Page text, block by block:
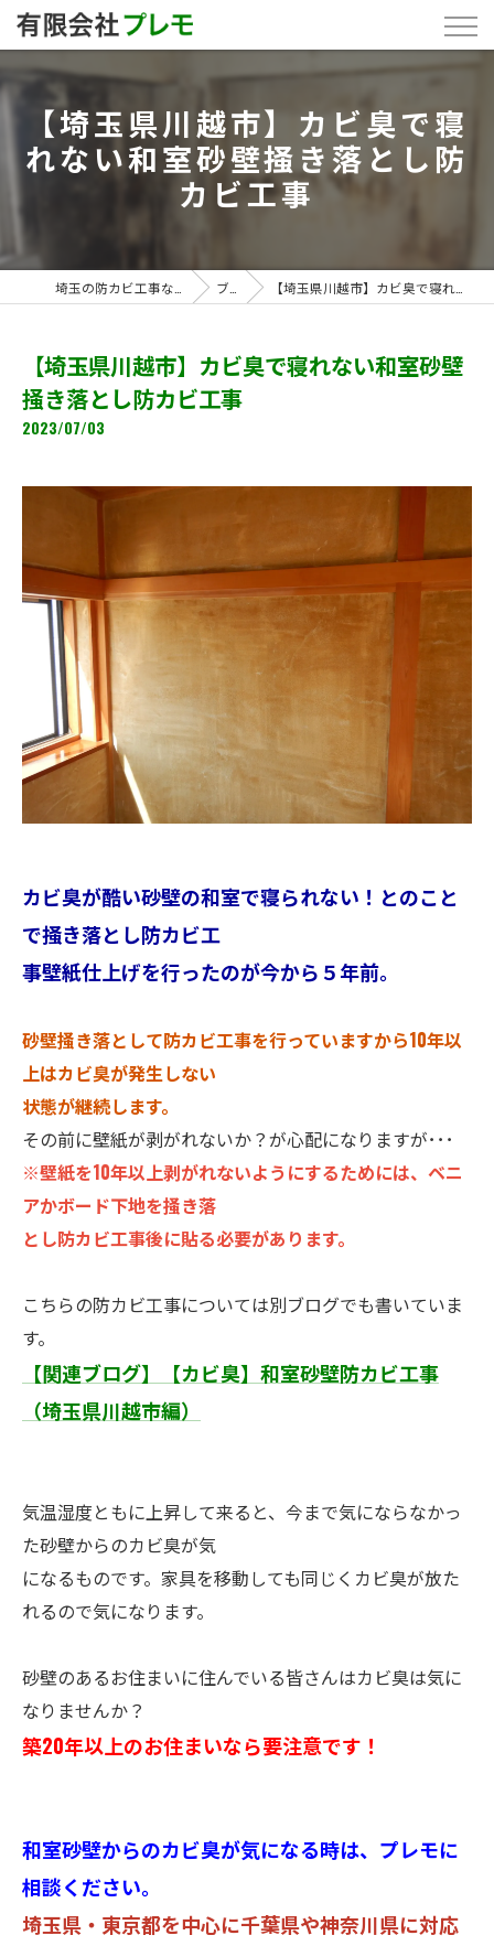
【埼玉県川越市】カビ臭で寝
れない和室砂壁掻き落とし防
カビ工事
ブログ 【埼玉県川越市】カビ臭で寝れない和室砂壁掻き落とし防カビ工事
【埼玉県川越市】カビ臭で寝れない和室砂壁
掻き落とし防カビ工事
2023/07/03
カビ臭が酷い砂壁の和室で寝られない！とのこと
で掻き落とし防カビ工
事壁紙仕上げを行ったのが今から５年前。
砂壁掻き落として防カビ工事を行っていますから10年以
上はカビ臭が発生しない
状態が継続します。
その前に壁紙が剥がれないか？が心配になりますが･･･
※壁紙を10年以上剥がれないようにするためには、ベニ
アかボード下地を掻き落
とし防カビ工事後に貼る必要があります。
こちらの防カビ工事については別ブログでも書いていま
す。
【関連ブログ】【カビ臭】和室砂壁防カビ工事
（埼玉県川越市編）
気温湿度ともに上昇して来ると、今まで気にならなかっ
た砂壁からのカビ臭が気
になるものです。家具を移動しても同じくカビ臭が放た
れるので気になります。
砂壁のあるお住まいに住んでいる皆さんはカビ臭は気に
なりませんか？
築20年以上のお住まいなら要注意です！
和室砂壁からのカビ臭が気になる時は、プレモに
相談ください。
埼玉県・東京都を中心に千葉県や神奈川県に対応